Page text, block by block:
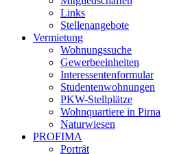
Links
Stellenangebote
Vermietung
Wohnungssuche
Gewerbeeinheiten
Interessentenformular
Studentenwohnungen
PKW-Stellplätze
Wohnquartiere in Pirna
Naturwiesen
PROFIMA
Porträt